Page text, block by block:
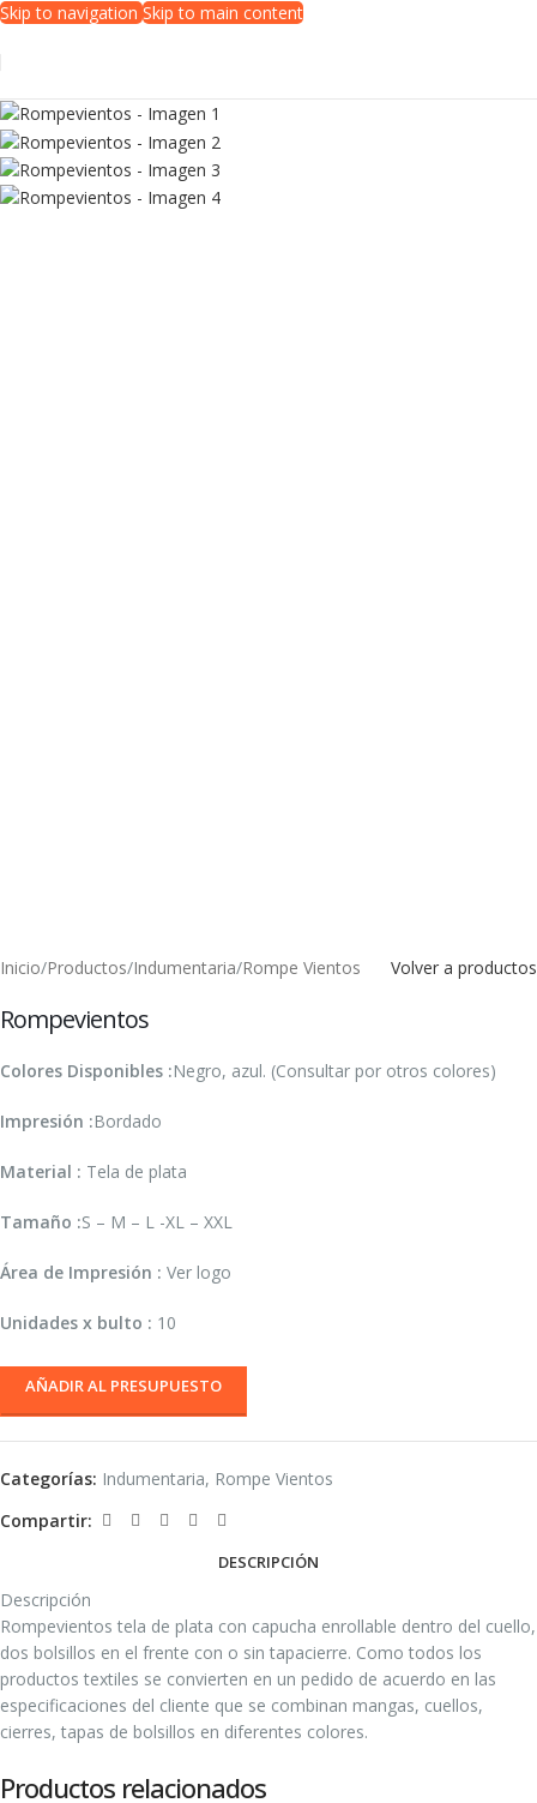
Skip to navigationSkip to main content
Inicio/Productos/Indumentaria/Rompe Vientos Volver a productos
Rompevientos
Colores Disponibles :Negro, azul. (Consultar por otros colores)
Impresión :Bordado
Material : Tela de plata
Tamaño :S – M – L -XL – XXL
Área de Impresión : Ver logo
Unidades x bulto : 10
AÑADIR AL PRESUPUESTO
Categorías: Indumentaria, Rompe Vientos
Compartir:
DESCRIPCIÓN
Descripción
Rompevientos tela de plata con capucha enrollable dentro del cuello,
dos bolsillos en el frente con o sin tapacierre. Como todos los
productos textiles se convierten en un pedido de acuerdo en las
especificaciones del cliente que se combinan mangas, cuellos,
cierres, tapas de bolsillos en diferentes colores.
Productos relacionados